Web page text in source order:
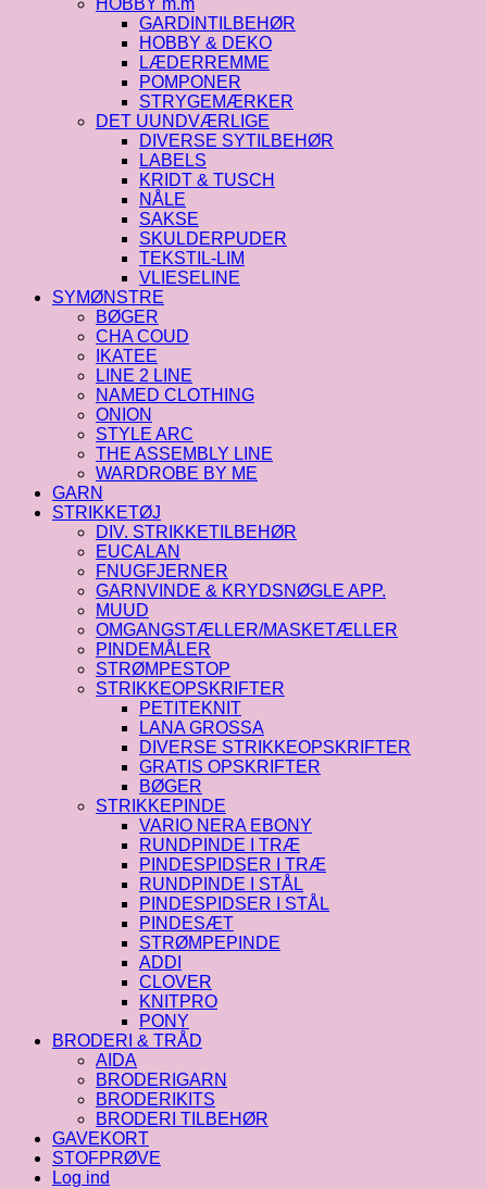
HOBBY m.m
GARDINTILBEHØR
HOBBY & DEKO
LÆDERREMME
POMPONER
STRYGEMÆRKER
DET UUNDVÆRLIGE
DIVERSE SYTILBEHØR
LABELS
KRIDT & TUSCH
NÅLE
SAKSE
SKULDERPUDER
TEKSTIL-LIM
VLIESELINE
SYMØNSTRE
BØGER
CHA COUD
IKATEE
LINE 2 LINE
NAMED CLOTHING
ONION
STYLE ARC
THE ASSEMBLY LINE
WARDROBE BY ME
GARN
STRIKKETØJ
DIV. STRIKKETILBEHØR
EUCALAN
FNUGFJERNER
GARNVINDE & KRYDSNØGLE APP.
MUUD
OMGANGSTÆLLER/MASKETÆLLER
PINDEMÅLER
STRØMPESTOP
STRIKKEOPSKRIFTER
PETITEKNIT
LANA GROSSA
DIVERSE STRIKKEOPSKRIFTER
GRATIS OPSKRIFTER
BØGER
STRIKKEPINDE
VARIO NERA EBONY
RUNDPINDE I TRÆ
PINDESPIDSER I TRÆ
RUNDPINDE I STÅL
PINDESPIDSER I STÅL
PINDESÆT
STRØMPEPINDE
ADDI
CLOVER
KNITPRO
PONY
BRODERI & TRÅD
AIDA
BRODERIGARN
BRODERIKITS
BRODERI TILBEHØR
GAVEKORT
STOFPRØVE
Log ind